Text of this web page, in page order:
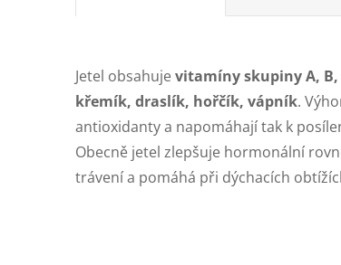
Jetel obsahujevitamíny skupiny A, B,
křemík, draslík, hořčík, vápník.
antioxidanty a napomáhají tak k
Obecně jetel zlepšuje hormonální
trávení a pomáhá při dýchacích